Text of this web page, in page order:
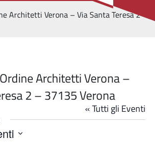
Architetti Verona – Via Santa Teresa 2
Architetti Verona –
2 – 37135 Verona
« Tutti gli Eventi